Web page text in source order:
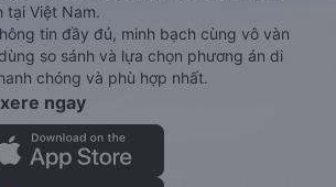
tại Việt Nam.
tin đầy đủ, minh bạch cùng vô vàn
so sánh và lựa chọn phương án di
chóng và phù hợp nhất.
ngay